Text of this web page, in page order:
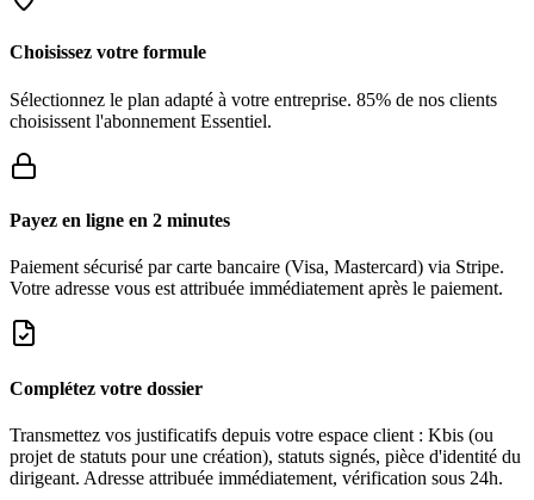
Choisissez votre formule
Sélectionnez le plan adapté à votre entreprise. 85% de nos clients
choisissent l'abonnement Essentiel.
Payez en ligne en 2 minutes
Paiement sécurisé par carte bancaire (Visa, Mastercard) via Stripe.
Votre adresse vous est attribuée immédiatement après le paiement.
Complétez votre dossier
Transmettez vos justificatifs depuis votre espace client : Kbis (ou
projet de statuts pour une création), statuts signés, pièce d'identité du
dirigeant. Adresse attribuée immédiatement, vérification sous 24h.